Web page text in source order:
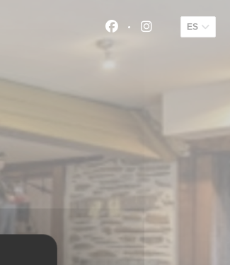
ES
Facebook ((abre
Instagram